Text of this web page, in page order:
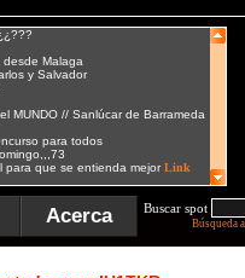
Acerca Buscar spot
Búsqueda
KR LR MR NR